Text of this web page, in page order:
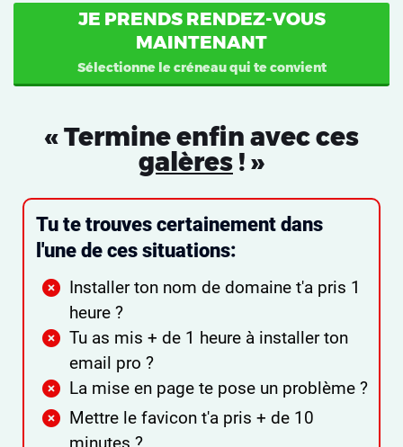
JE PRENDS RENDEZ-VOUS
MAINTENANT
Sélectionne le créneau qui te convient
« Termine enfin avec ces
galères ! »
Tu te trouves certainement dans
l'une de ces situations:
Installer ton nom de domaine t'a pris 1
heure ?
Tu as mis + de 1 heure à installer ton
email pro ?
La mise en page te pose un problème ?
Mettre le favicon t'a pris + de 10